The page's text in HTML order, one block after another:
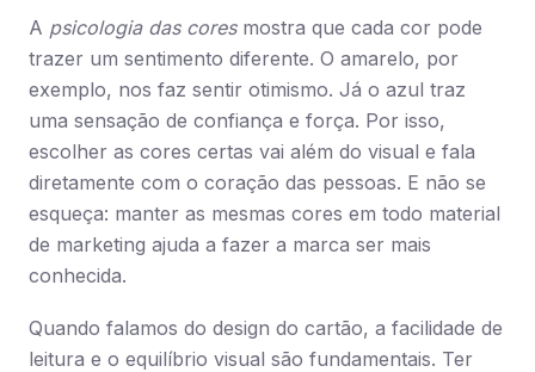
A psicologia das coresmostra que cada cor pode
trazer um sentimento diferente. O amarelo, por
exemplo, nos faz sentir otimismo. Já o azul traz
uma sensação de confiança e força. Por isso,
escolher as cores certas vai além do visual e fala
diretamente com o coração das pessoas. E não se
esqueça: manter as mesmas cores em todo material
de marketing ajuda a fazer a marca ser mais
conhecida.
Quando falamos do design do cartão, a facilidade de
leitura e o equilíbrio visual são fundamentais. Ter